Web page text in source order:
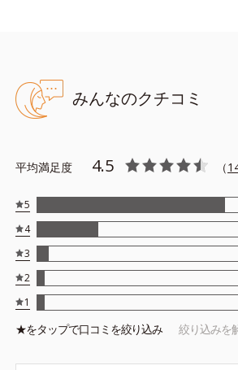
みんなのクチコミ
平均満足度 4.5 （
5
4
3
2
1
★をタップで口コミを絞り込み 絞り込みを